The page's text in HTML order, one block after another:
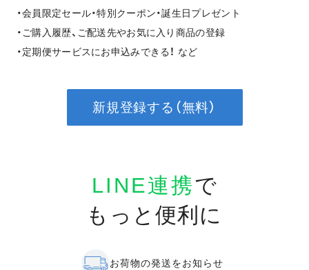
・会員限定セール・特別クーポン・誕生日プレゼント
・ご購入履歴、ご配送先やお気に入り商品の登録
・定期便サービスにお申込みできる！ など
新規登録する（無料）
LINE連携で
もっと便利に
お荷物の発送をお知らせ